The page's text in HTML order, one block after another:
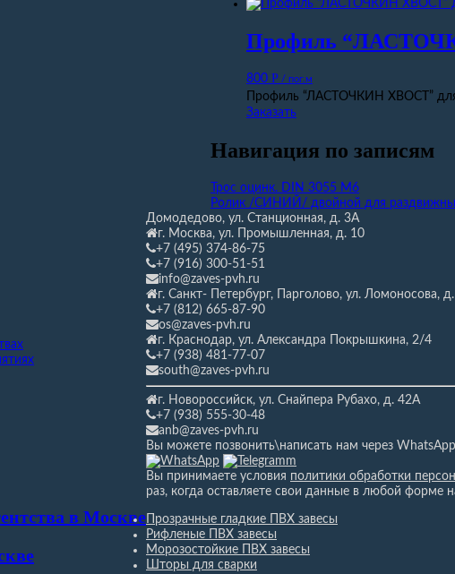
Профиль
800 Р / пог.м
Профиль “ЛАСТОЧКИН ХВОСТ”
Заказать
Навигация по записям
Трос оцинк. DIN 3055 М6
Ролик /СИНИЙ/ двойной для
в Москве
Домодедово, ул. Станционная, д. 3А
г. Москва, ул. Промышленная, д. 10
+7 (495) 374-86-75
+7 (916) 300-51-51
info@zaves-pvh.ru
г. Санкт- Петербург, Парголово, ул. Ломоносова,
+7 (812) 665-87-90
os@zaves-pvh.ru
г. Краснодар, ул. Александра Покрышкина, 2/4
+7 (938) 481-77-07
south@zaves-pvh.ru
г. Новороссийск, ул. Снайпера Рубахо, д. 42А
+7 (938) 555-30-48
anb@zaves-pvh.ru
Вы можете позвонить\написать нам через
Вы принимаете условия политики обработки
раз, когда оставляете свои данные в любой форме
Прозрачные гладкие ПВХ завесы
Рифленые ПВХ завесы
Морозостойкие ПВХ завесы
Шторы для сварки